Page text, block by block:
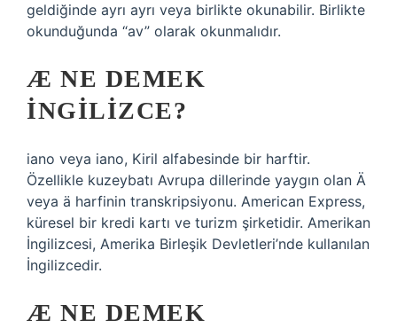
geldiğinde ayrı ayrı veya birlikte okunabilir. Birlikte
okunduğunda “av” olarak okunmalıdır.
Æ NE DEMEK
INGILIZCE?
iano veya iano, Kiril alfabesinde bir harftir.
Özellikle kuzeybatı Avrupa dillerinde yaygın olan Ä
veya ä harfinin transkripsiyonu. American Express,
küresel bir kredi kartı ve turizm şirketidir. Amerikan
İngilizcesi, Amerika Birleşik Devletleri’nde kullanılan
İngilizcedir.
Æ NE DEMEK